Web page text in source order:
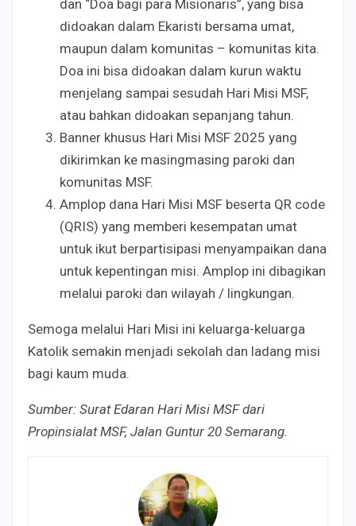
dan “Doa bagi para Misionaris”, yang bisa
didoakan dalam Ekaristi bersama umat,
maupun dalam komunitas – komunitas kita.
Doa ini bisa didoakan dalam kurun waktu
menjelang sampai sesudah Hari Misi MSF,
atau bahkan didoakan sepanjang tahun.
Banner khusus Hari Misi MSF 2025 yang
dikirimkan ke masingmasing paroki dan
komunitas MSF.
Amplop dana Hari Misi MSF beserta QR code
(QRIS) yang memberi kesempatan umat
untuk ikut berpartisipasi menyampaikan dana
untuk kepentingan misi. Amplop ini dibagikan
melalui paroki dan wilayah / lingkungan.
Semoga melalui Hari Misi ini keluarga-keluarga
Katolik semakin menjadi sekolah dan ladang misi
bagi kaum muda.
Sumber: Surat Edaran Hari Misi MSF dari
Propinsialat MSF, Jalan Guntur 20 Semarang.